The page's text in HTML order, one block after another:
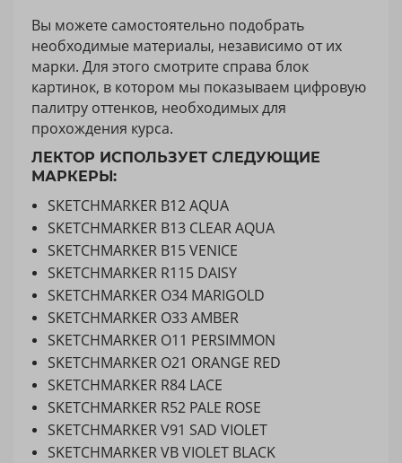
Вы можете самостоятельно подобрать
необходимые материалы, независимо от их
марки. Для этого смотрите справа блок
картинок, в котором мы показываем цифровую
палитру оттенков, необходимых для
прохождения курса.
ЛЕКТОР ИСПОЛЬЗУЕТ СЛЕДУЮЩИЕ
МАРКЕРЫ:
SKETCHMARKER B12 AQUA
SKETCHMARKER B13 CLEAR AQUA
SKETCHMARKER B15 VENICE
SKETCHMARKER R115 DAISY
SKETCHMARKER O34 MARIGOLD
SKETCHMARKER O33 AMBER
SKETCHMARKER O11 PERSIMMON
SKETCHMARKER O21 ORANGE RED
SKETCHMARKER R84 LACE
SKETCHMARKER R52 PALE ROSE
SKETCHMARKER V91 SAD VIOLET
SKETCHMARKER VB VIOLET BLACK